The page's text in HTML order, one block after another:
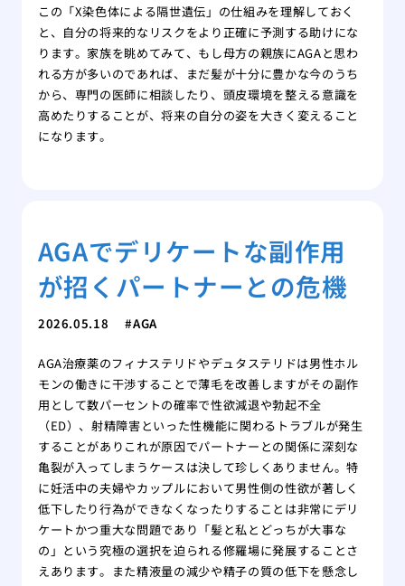
この「X染色体による隔世遺伝」の仕組みを理解しておく
と、自分の将来的なリスクをより正確に予測する助けにな
ります。家族を眺めてみて、もし母方の親族にAGAと思わ
れる方が多いのであれば、まだ髪が十分に豊かな今のうち
から、専門の医師に相談したり、頭皮環境を整える意識を
高めたりすることが、将来の自分の姿を大きく変えること
になります。
AGAでデリケートな副作用
が招くパートナーとの危機
2026.05.18 AGA
AGA治療薬のフィナステリドやデュタステリドは男性ホル
モンの働きに干渉することで薄毛を改善しますがその副作
用として数パーセントの確率で性欲減退や勃起不全
（ED）、射精障害といった性機能に関わるトラブルが発生
することがありこれが原因でパートナーとの関係に深刻な
亀裂が入ってしまうケースは決して珍しくありません。特
に妊活中の夫婦やカップルにおいて男性側の性欲が著しく
低下したり行為ができなくなったりすることは非常にデリ
ケートかつ重大な問題であり「髪と私とどっちが大事な
の」という究極の選択を迫られる修羅場に発展することさ
えあります。また精液量の減少や精子の質の低下を懸念し